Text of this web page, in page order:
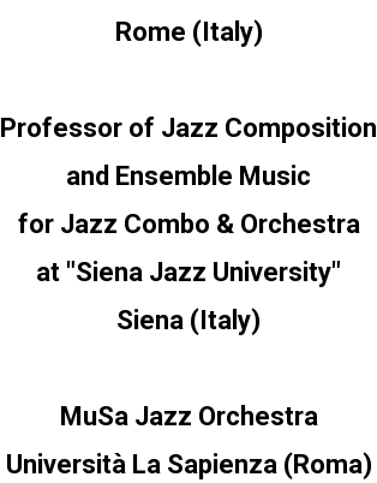
Rome (Italy)
Professor of Jazz Composition
and Ensemble Music
for Jazz Combo & Orchestra
at "Siena Jazz University"
Siena (Italy)
MuSa Jazz Orchestra
Università La Sapienza (Roma)